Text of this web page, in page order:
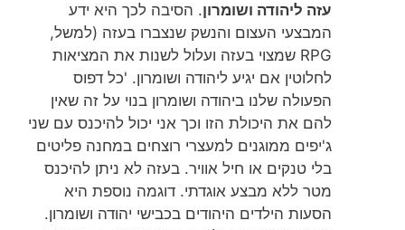
עזה ליהודה ושומרון. הסיבה לכך היא ידע
המבצעי העצום והנשק שנצברו בעזה (למשל,
RPG שמצוי בעזה ועלול לשנות את המציאות
לחלוטין אם יגיע ליהודה ושומרון. 'כל דפוס
הפעולה שלנו ביהודה ושומרון בנוי על זה שאין
להם את היכולת הזו וכך אני יכול להיכנס עם שני
ג'יפים ממוגנים למעצרי רוצחים במחנה פליטים
בלי טנקים או חיל אוויר. בעזה לא ניתן להיכנס
מטר ללא מבצע אוגדתי. דוגמה נוספת היא
הסעות הילדים היהודים בכבישי יהודה ושומרון.